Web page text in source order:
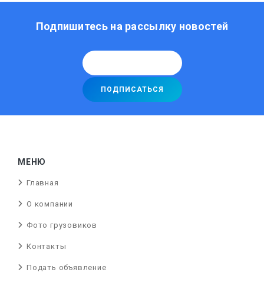
Подпишитесь на рассылку новостей
МЕНЮ
Главная
О компании
Фото грузовиков
Контакты
Подать объявление